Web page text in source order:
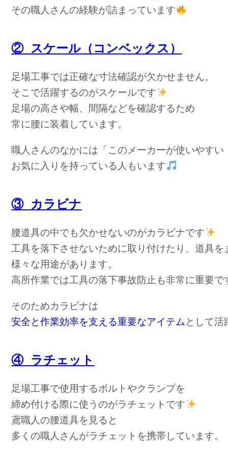
その職人さんの経験が詰まっています
② スケール（コンベックス）
足場工事では正確な寸法確認が欠かせません。
そこで活躍するのがスケールです
足場の高さや幅、間隔などを確認するため
常に腰に装着しています。
職人さんのなかには「このメーカーが使いやすい
お気に入りを持っている人もいます
③ カラビナ
腰道具の中でも欠かせないのがカラビナです
工具を落下させないために取り付けたり、道具を
様々な用途があります。
高所作業では工具の落下事故防止も非常に重要で
そのためカラビナは
安全と作業効率を支える重要なアイテム として活
④ ラチェット
足場工事で使用するボルトやクランプを
締め付ける際に使うのがラチェットです
鳶職人の腰道具を見ると
多くの職人さんがラチェットを携帯しています。